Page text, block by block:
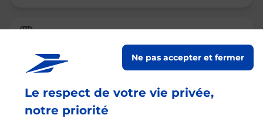
Le respect de votre vie privée,
notre priorité
Ne pas accepter et fermer
Relais Pickup
CALIPAGE LE FRENEAU
jusqu'à 18h30
12 RUE DE LA VERGNE
79300 BRESSUIRE